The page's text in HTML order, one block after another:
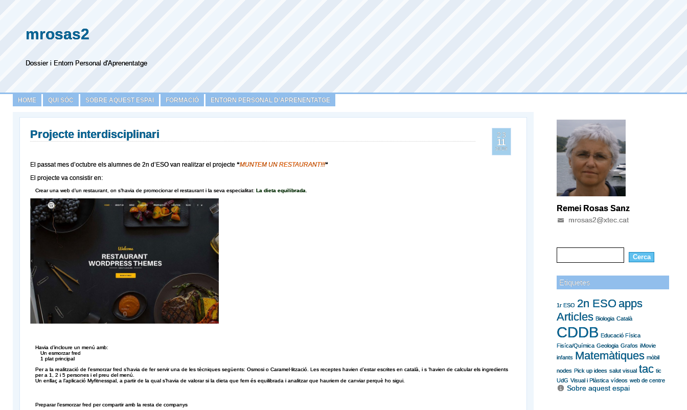
mrosas2
Dossier i Entorn Personal d'Aprenentatge
HOME QUI SÓC SOBRE AQUEST ESPAI FORMACIÓ ENTORN PERSONAL D’APRENENTATGE
Remei Rosas Sanz
mrosas2@xtec.cat
Etiquetes
1r ESO 2n ESO apps
Articles Biologia Català
CDDB Educació Física
Fisíca/Química Geologia Grafos iMovie
infants Matemàtiques mòbil
nodes Pick up idees salut visual tac tic
UdG Visual i Plàstica vídeos web de centre
Sobre aquest espai
23
11
2016
Projecte interdisciplinari
El passat mes d’octubre els alumnes de 2n d’ESO van realitzar el projecte “MUNTEM UN RESTAURANT!!!“
El projecte va consistir en:
Crear una web d’un restaurant, on s’havia de promocionar el restaurant i la seva especialitat: La dieta equilibrada
Havia d’incloure un menú amb:
Un esmorzar fred
1 plat principal
Per a la realització de l’esmorzar fred s’havia de fer servir una de les tècniques següents: Osmosi o Caramel·lització. Les receptes havien d’estar escrites en català, i s ‘havien de calcular els ingredients
per a 1, 2 i 5 persones i el preu del menú.
Un enllaç a l’aplicació Myfitnesspal, a partir de la qual s’havia de valorar si la dieta que fem és equilibrada i analitzar que hauriem de canviar perquè ho sigui.
Preparar l’esmorzar fred per compartir amb la resta de companys